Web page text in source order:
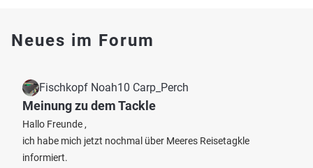
Neues im Forum
Fischkopf Noah10 Carp_Perch
Meinung zu dem Tackle
Hallo Freunde ,
ich habe mich jetzt nochmal über Meeres Reisetagkle
informiert.